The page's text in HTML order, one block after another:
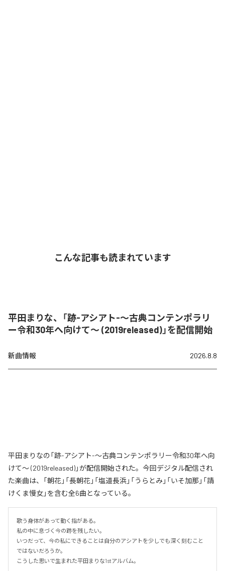
こんな記事も読まれています
平田まりな、「跡-アシアト-〜古典コンテンポラリ
ー令和30年へ向けて〜 (2019released)」を配信開始
新曲情報 2026.8.8
平田まりなの「跡-アシアト-〜古典コンテンポラリー令和30年へ向
けて〜 (2019released)」が配信開始された。今回デジタル配信され
た楽曲は、「朝花」「長朝花」「塩道長浜」「うらとみ」「いそ加那」「請
けくま慢女」を含む全6曲となっている。
歌う身体があって動く指がある。
私の中に息づく今の跡を残したい。
いつだって、今の私にできることは自分のアシアトを少しでも深く刻むこと
ではないだろうか。
こうした思いで生まれた平田まりな1stアルバム。